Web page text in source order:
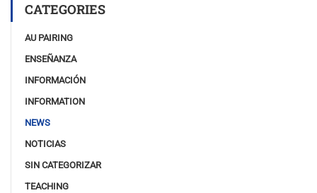
CATEGORIES
AU PAIRING
ENSEÑANZA
INFORMACIÓN
INFORMATION
NEWS
NOTICIAS
SIN CATEGORIZAR
TEACHING